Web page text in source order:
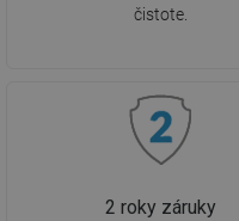
čistote.
2 roky záruky